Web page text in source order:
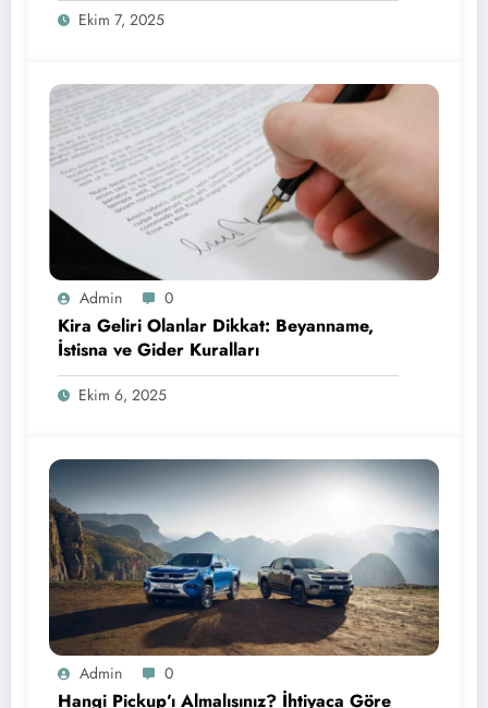
Ekim 7, 2025
Admin 0
Kira Geliri Olanlar Dikkat: Beyanname,
İstisna ve Gider Kuralları
Ekim 6, 2025
Admin 0
Hangi Pickup’ı Almalısınız? İhtiyaca Göre